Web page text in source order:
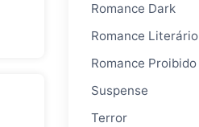
Romance Dark
Romance Literário
Romance Proibido
Suspense
Terror